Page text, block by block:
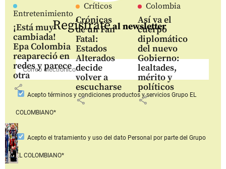
Entretenimiento
¡Está muy
cambiada!
Epa Colombia
reapareció en
redes y parece
otra
share
Críticos
Crónicas
de un Fan
Fatal:
Estados
Alterados
decide
volver a
escucharse
share
Colombia
Así va el
cuerpo
diplomático
del nuevo
Gobierno:
lealtades,
mérito y
políticos
share
Regístrateal newsletter
Aceptotérminos y condiciones productos y serviciosGrupo EL
COLOMBIANO*
Acepto el tratamiento y uso del dato Personal por parte del Grupo
EL COLOMBIANO*